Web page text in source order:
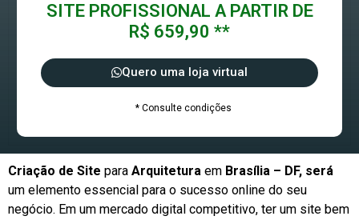
SITE PROFISSIONAL A PARTIR DE
R$ 659,90 **
Quero uma loja virtual
* Consulte condições
Criação de Site para Arquitetura em Brasília – DF, será
um elemento essencial para o sucesso online do seu
negócio. Em um mercado digital competitivo, ter um site bem